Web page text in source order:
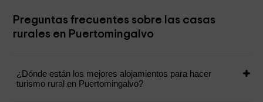
Preguntas frecuentes sobre las casas
rurales en Puertomingalvo
¿Dónde están los mejores alojamientos para hacer
turismo rural en Puertomingalvo?